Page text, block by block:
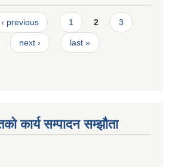
‹ previous 1 2 3
next › last »
कार्य सम्पादन सम्झौता